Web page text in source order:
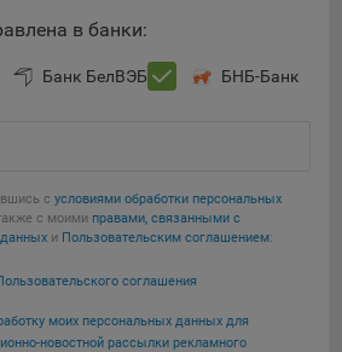
в банки:
Банк БелВЭБ БНБ-Банк
с условиями обработки персональных
с моими правами, связанными с
и Пользовательским соглашением:
соглашения
моих персональных данных для
новостной рассылки рекламного